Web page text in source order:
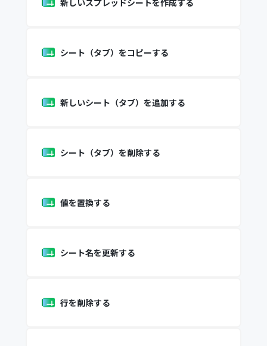
新しいスプレッドシートを作成する
シート（タブ）をコピーする
新しいシート（タブ）を追加する
シート（タブ）を削除する
値を置換する
シート名を更新する
行を削除する